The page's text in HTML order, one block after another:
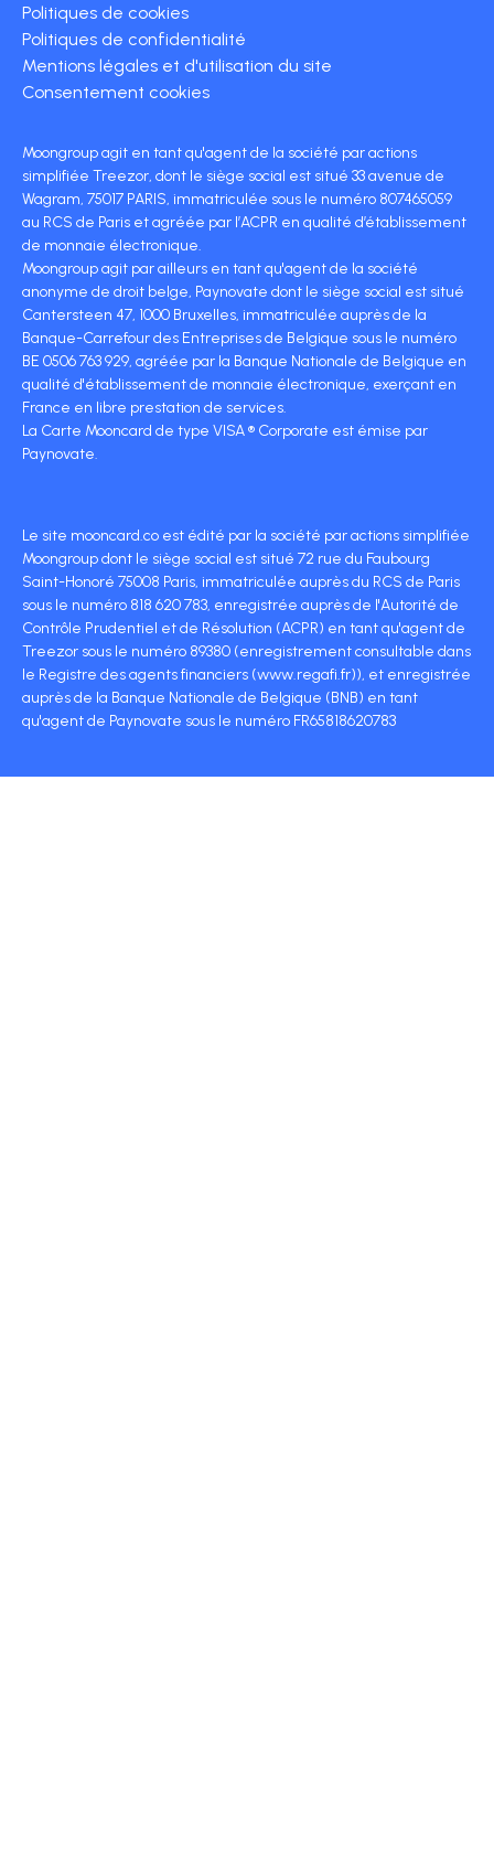
Politiques de cookies
Politiques de confidentialité
Mentions légales et d'utilisation du site
Consentement cookies
Moongroup agit en tant qu'agent de la société par actions
simplifiée Treezor, dont le siège social est situé 33 avenue de
Wagram, 75017 PARIS, immatriculée sous le numéro 807465059
au RCS de Paris et agréée par l’ACPR en qualité d’établissement
de monnaie électronique.
Moongroup agit par ailleurs en tant qu'agent de la société
anonyme de droit belge, Paynovate dont le siège social est situé
Cantersteen 47, 1000 Bruxelles, immatriculée auprès de la
Banque-Carrefour des Entreprises de Belgique sous le numéro
BE 0506 763 929, agréée par la Banque Nationale de Belgique en
qualité d'établissement de monnaie électronique, exerçant en
France en libre prestation de services.
La Carte Mooncard de type VISA ® Corporate est émise par
Paynovate.
Le site mooncard.co est édité par la société par actions simplifiée
Moongroup dont le siège social est situé 72 rue du Faubourg
Saint-Honoré 75008 Paris, immatriculée auprès du RCS de Paris
sous le numéro 818 620 783, enregistrée auprès de l'Autorité de
Contrôle Prudentiel et de Résolution (ACPR) en tant qu'agent de
Treezor sous le numéro 89380 (enregistrement consultable dans
le Registre des agents financiers (www.regafi.fr)), et enregistrée
auprès de la Banque Nationale de Belgique (BNB) en tant
qu'agent de Paynovate sous le numéro FR65818620783